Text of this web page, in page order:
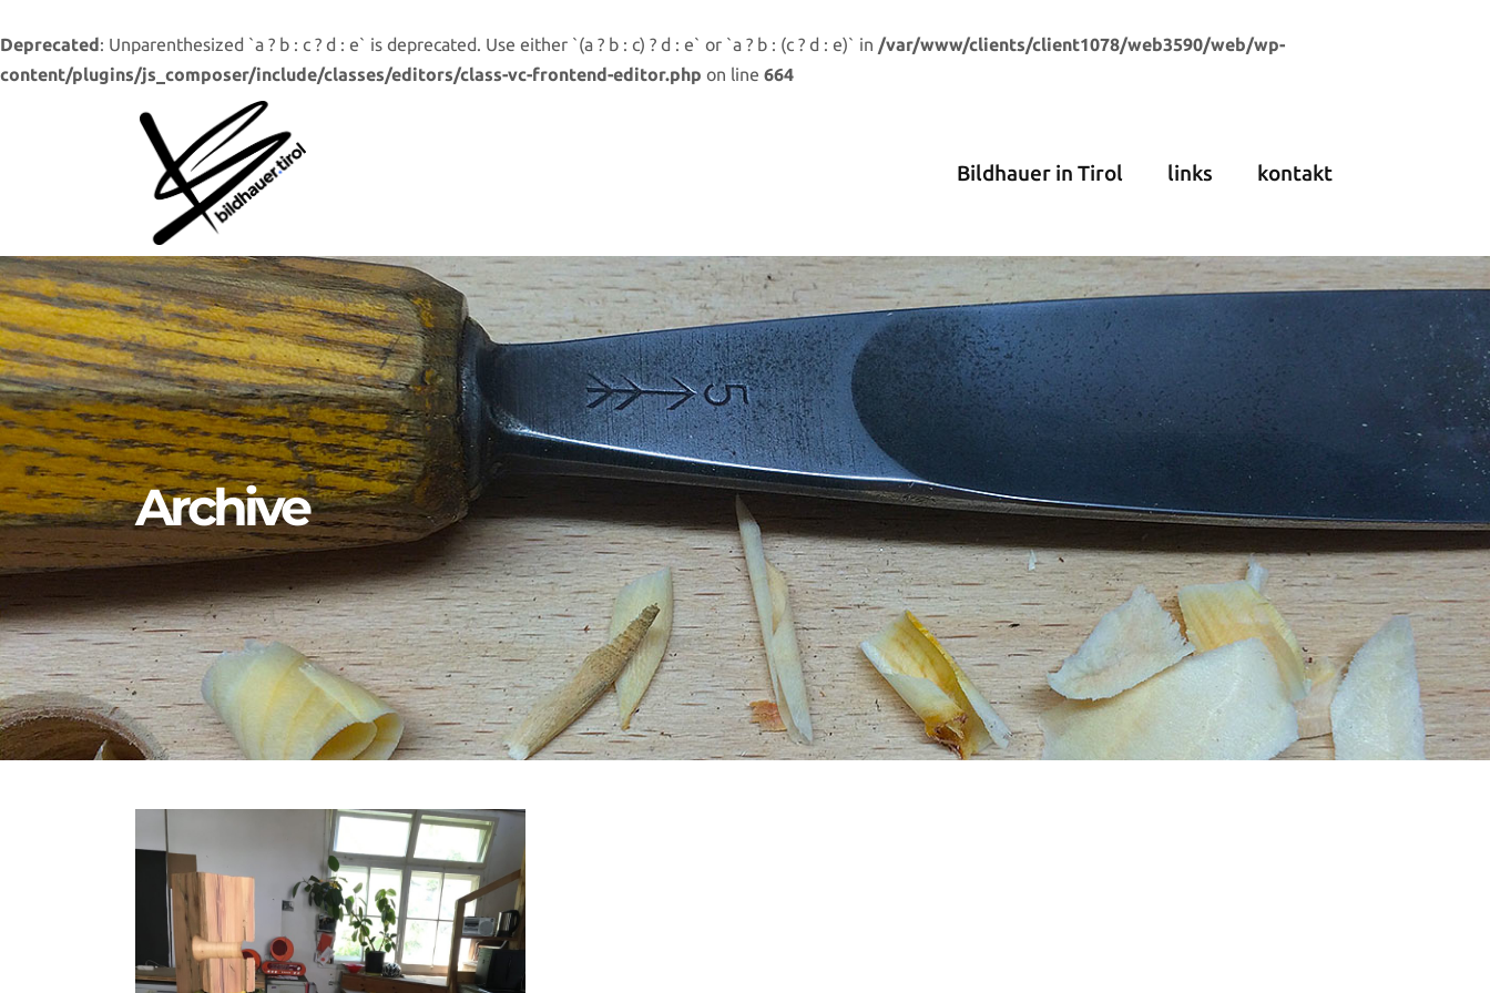
Deprecated: Unparenthesized `a ? b : c ? d : e` is deprecated. Use either `(a ? b : c) ? d : e` or `a ? b : (c ? d : e)` in /var/www/clients/client1078/web3590/web/wp-
content/plugins/js_composer/include/classes/editors/class-vc-frontend-editor.php on line 664
Bildhauer in Tirol links kontakt
Archive